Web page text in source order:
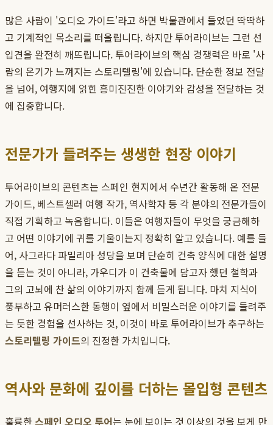
많은 사람이 '오디오 가이드'라고 하면 박물관에서 들었던 딱딱하
고 기계적인 목소리를 떠올립니다. 하지만 투어라이브는 그런 선
입견을 완전히 깨뜨립니다. 투어라이브의 핵심 경쟁력은 바로 '사
람의 온기가 느껴지는 스토리텔링'에 있습니다. 단순한 정보 전달
을 넘어, 여행지에 얽힌 흥미진진한 이야기와 감성을 전달하는 것
에 집중합니다.
전문가가 들려주는 생생한 현장 이야기
투어라이브의 콘텐츠는 스페인 현지에서 수년간 활동해 온 전문
가이드, 베스트셀러 여행 작가, 역사학자 등 각 분야의 전문가들이
직접 기획하고 녹음합니다. 이들은 여행자들이 무엇을 궁금해하
고 어떤 이야기에 귀를 기울이는지 정확히 알고 있습니다. 예를 들
어, 사그라다 파밀리아 성당을 보며 단순히 건축 양식에 대한 설명
을 듣는 것이 아니라, 가우디가 이 건축물에 담고자 했던 철학과
그의 고뇌에 찬 삶의 이야기까지 함께 듣게 됩니다. 마치 지식이
풍부하고 유머러스한 동행이 옆에서 비밀스러운 이야기를 들려주
는 듯한 경험을 선사하는 것, 이것이 바로 투어라이브가 추구하는
스토리텔링 가이드의 진정한 가치입니다.
역사와 문화에 깊이를 더하는 몰입형 콘텐츠
훌륭한스페인 오디오 투어는 눈에 보이는 것 이상의 것을 보게 만